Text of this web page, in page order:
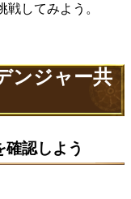
してみよう。
ンジャー共
認しよう